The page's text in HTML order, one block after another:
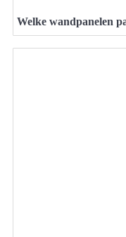
Welke wandpanelen